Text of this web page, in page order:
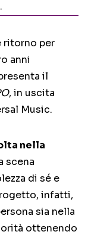
ritorno per
anni
il
, in uscita
Music.
nella
scena
di sé e
infatti,
sia nella
ottenendo